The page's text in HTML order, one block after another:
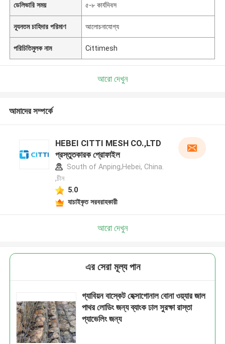
ডেলিভারি সময় ৫-৮ কার্যদিবস
ন্যূনতম চাহিদার পরিমাণ আলোচনাযোগ্য
পরিচিতিমুলক নাম Cittimesh
আরো দেখুন
আমাদের সম্পর্কে
HEBEI CITTI MESH CO.,LTD
প্রস্তুতকারক প্রোফাইল
South of Anping,Hebei, China.
,চীন
5.0
যাচাইকৃত সরবরাহকারী
আরো দেখুন
এর সেরা মূল্য পান
গ্যাবিয়ন বাস্কেট হেক্সাগোনাল বোনা ওয়্যার জাল
পাথর লোডিং জন্য ব্যাংক ঢাল সুরক্ষা রাস্তা
প্যাভেলিং জন্য